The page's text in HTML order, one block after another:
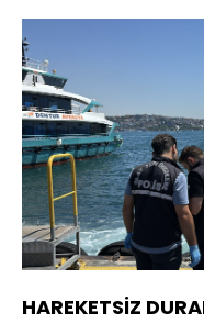
HAREKETSİZ